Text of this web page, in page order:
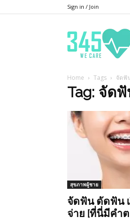
Sign in / Join
Home Tags จัดฟั
Tag: จัด
สุขภาพผู้ชาย
จัดฟัน ดัดฟัน
จ่าย [ที่นี่มีคำ